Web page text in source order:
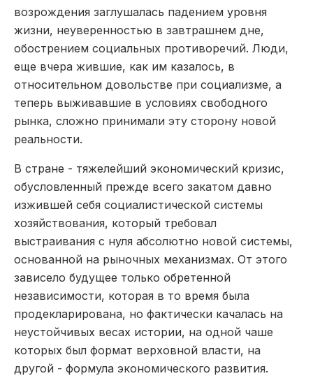
возрождения заглушалась падением уровня
жизни, неуверенностью в завтрашнем дне,
обострением социальных противоречий. Люди,
еще вчера жившие, как им казалось, в
относительном довольстве при социализме, а
теперь выживавшие в условиях свободного
рынка, сложно принимали эту сторону новой
реальности.
В стране -­ тяжелейший экономический кризис,
обусловленный прежде всего закатом давно
изжившей себя социалистической системы
хозяйствования, который требовал
выстраивания с нуля абсолютно новой системы,
основанной на рыночных механизмах. От этого
зависело будущее только обретенной
независимости, которая в то время была
продекларирована, но фактически качалась на
неустойчивых весах истории, на одной чаше
которых был формат верховной власти, на
другой -­ формула экономического развития.